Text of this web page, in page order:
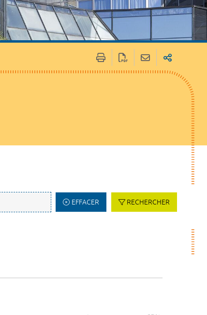
EFFACER RECHERCHER